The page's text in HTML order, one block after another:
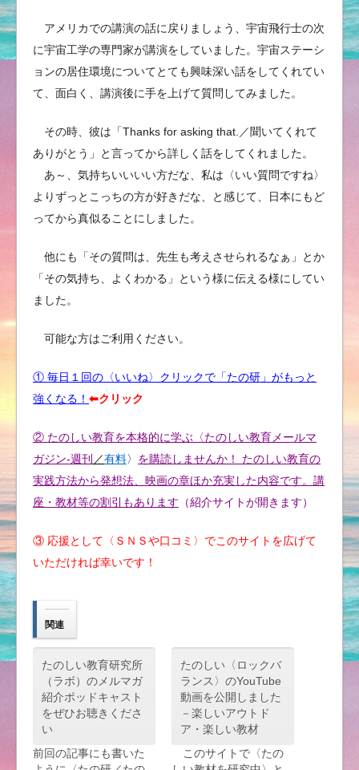
アメリカでの講演の話に戻りましょう、宇宙飛行士の次
に宇宙工学の専門家が講演をしていました。宇宙ステーシ
ョンの居住環境についてとても興味深い話をしてくれてい
て、面白く、講演後に手を上げて質問してみました。
その時、彼は「Thanks for asking that.／聞いてくれて
ありがとう」と言ってから詳しく話をしてくれました。
あ～、気持ちいいいい方だな、私は〈いい質問ですね〉
よりずっとこっちの方が好きだな、と感じて、日本にもど
ってから真似ることにしました。
他にも「その質問は、先生も考えさせられるなぁ」とか
「その気持ち、よくわかる」という様に伝える様にしてい
ました。
可能な方はご利用ください。
① 毎日１回の〈いいね〉クリックで「たの研」がもっと
強くなる！ ⬅︎クリック
② たのしい教育を本格的に学ぶ〈たのしい教育メールマ
ガジン-週刊 ／有料〉 を購読しませんか！ たのしい教育の
実践方法から発想法、映画の章ほか充実した内容です。講
座・教材等の割引もあります （紹介サイトが開きます）
③ 応援として〈ＳＮＳや口コミ〉でこのサイトを広げて
いただければ幸いです！
関連
たのしい教育研究所
（ラボ）のメルマガ
紹介ポッドキャスト
をぜひお聴きくださ
い
前回の記事にも書いた
たのしい〈ロックバ
ランス〉のYouTube
動画を公開しました
－楽しいアウトド
ア・楽しい教材
このサイトで〈たの